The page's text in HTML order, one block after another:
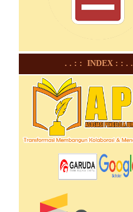
. . : : INDEX : : . .